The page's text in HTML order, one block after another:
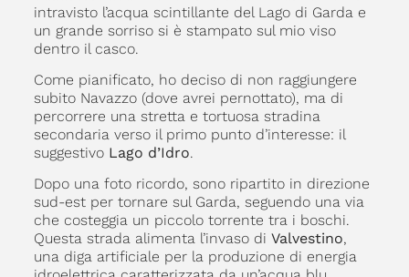
intravisto l’acqua scintillante del Lago di Garda e
un grande sorriso si è stampato sul mio viso
dentro il casco.
Come pianificato, ho deciso di non raggiungere
subito Navazzo (dove avrei pernottato), ma di
percorrere una stretta e tortuosa stradina
secondaria verso il primo punto d’interesse: il
suggestivo Lago d’Idro.
Dopo una foto ricordo, sono ripartito in direzione
sud-est per tornare sul Garda, seguendo una via
che costeggia un piccolo torrente tra i boschi.
Questa strada alimenta l’invaso di Valvestino,
una diga artificiale per la produzione di energia